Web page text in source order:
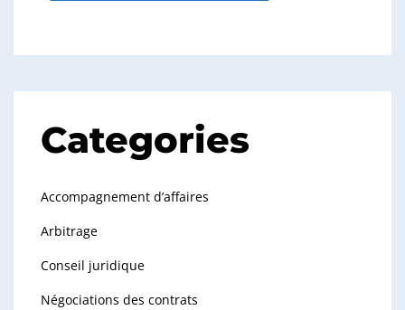
Categories
Accompagnement d’affaires
Arbitrage
Conseil juridique
Négociations des contrats